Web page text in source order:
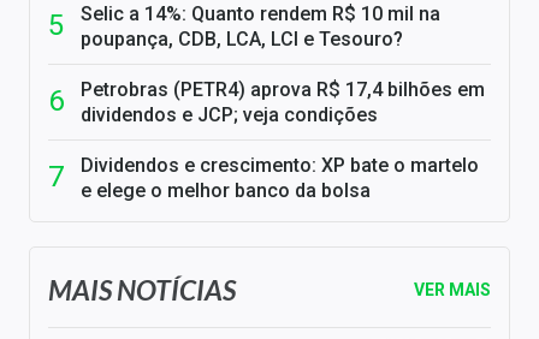
Selic a 14%: Quanto rendem R$ 10 mil na
poupança, CDB, LCA, LCI e Tesouro?
Petrobras (PETR4) aprova R$ 17,4 bilhões em
dividendos e JCP; veja condições
Dividendos e crescimento: XP bate o martelo
e elege o melhor banco da bolsa
MAIS NOTÍCIAS VER MAIS